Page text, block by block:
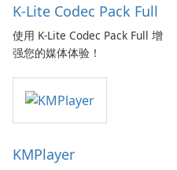
K-Lite Codec Pack Full
使用 K-Lite Codec Pack Full 增
强您的媒体体验！
KMPlayer